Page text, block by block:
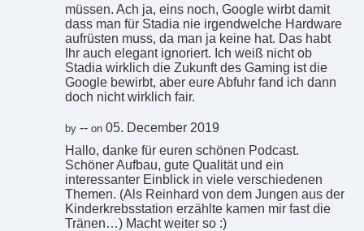
müssen. Ach ja, eins noch, Google wirbt damit
dass man für Stadia nie irgendwelche Hardware
aufrüsten muss, da man ja keine hat. Das habt
Ihr auch elegant ignoriert. Ich weiß nicht ob
Stadia wirklich die Zukunft des Gaming ist die
Google bewirbt, aber eure Abfuhr fand ich dann
doch nicht wirklich fair.
by -- on 05. December 2019
Hallo, danke für euren schönen Podcast.
Schöner Aufbau, gute Qualität und ein
interessanter Einblick in viele verschiedenen
Themen. (Als Reinhard von dem Jungen aus der
Kinderkrebsstation erzählte kamen mir fast die
Tränen…) Macht weiter so :)